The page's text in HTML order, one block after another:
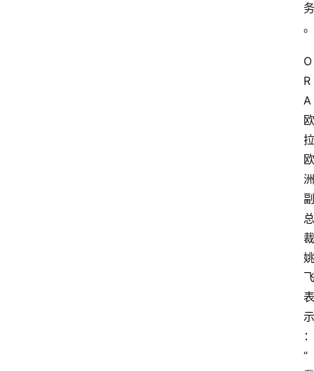
务
。
O
R
A
欧
拉
欧
洲
副
总
裁
姚
飞
表
示
：
“